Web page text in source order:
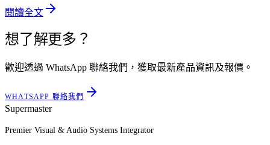
閱讀全文
想了解更多？
歡迎透過 WhatsApp 聯絡我們，獲取最新產品資訊及報價。
WHATSAPP 聯絡我們
Supermaster
Premier Visual & Audio Systems Integrator